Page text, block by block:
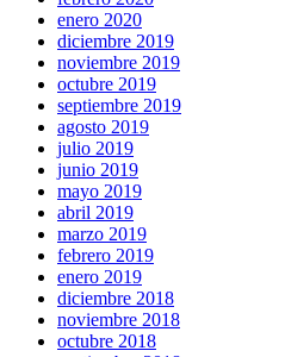
enero 2020
diciembre 2019
noviembre 2019
octubre 2019
septiembre 2019
agosto 2019
julio 2019
junio 2019
mayo 2019
abril 2019
marzo 2019
febrero 2019
enero 2019
diciembre 2018
noviembre 2018
octubre 2018